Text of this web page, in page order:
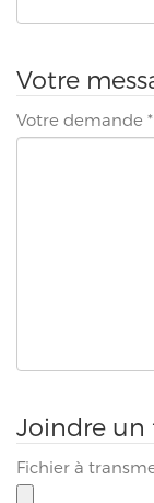
Votre
Votre demande *
Joindre un